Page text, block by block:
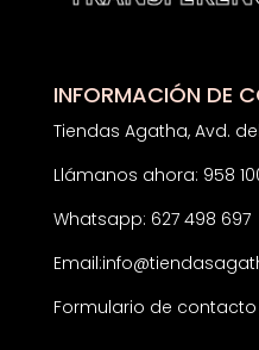
INFORMACIÓN DE
Tiendas Agatha, Avd.
Llámanos ahora: 958
Whatsapp: 627 498 697
Email:
Formulario de contacto